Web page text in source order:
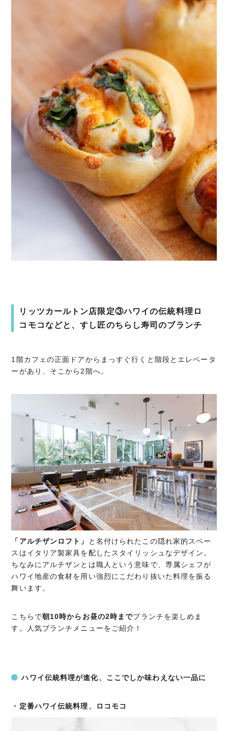
リッツカールトン店限定③ハワイの伝統料理ロ
コモコなどと、すし匠のちらし寿司のブランチ
1階カフェの正面ドアからまっすぐ行くと階段とエレベータ
ーがあり、そこから2階へ。
「アルチザンロフト」
と名付けられたこの隠れ家的スペー
スはイタリア製家具を配したスタイリッシュなデザイン。
ちなみにアルチザンとは職人という意味で、専属シェフが
ハワイ地産の食材を用い強烈にこだわり抜いた料理を振る
舞います。
こちらで朝10時からお昼の2時までブランチを楽しめま
す。人気ブランチメニューをご紹介！
ハワイ伝統料理が進化、ここでしか味わえない一品に
・定番ハワイ伝統料理、ロコモコ